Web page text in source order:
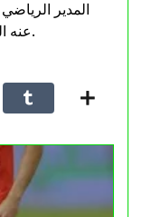
المدير
عنه المفاوضات خلال الساعات القليلة القادمة.